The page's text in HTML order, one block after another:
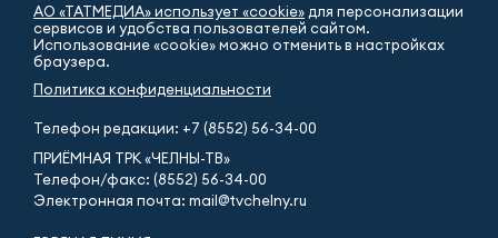
АО «ТАТМЕДИА» использует «cookie» для персонализации
сервисов и удобства пользователей сайтом.
Использование «cookie» можно отменить в настройках
браузера.
Политика конфиденциальности
Телефон редакции: +7 (8552) 56-34-00
ПРИЁМНАЯ ТРК «ЧЕЛНЫ-ТВ»
Телефон/факс: (8552) 56-34-00
Электронная почта: mail@tvchelny.ru